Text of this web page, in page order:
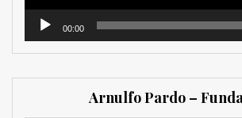
00:00
Arnulfo Pardo –